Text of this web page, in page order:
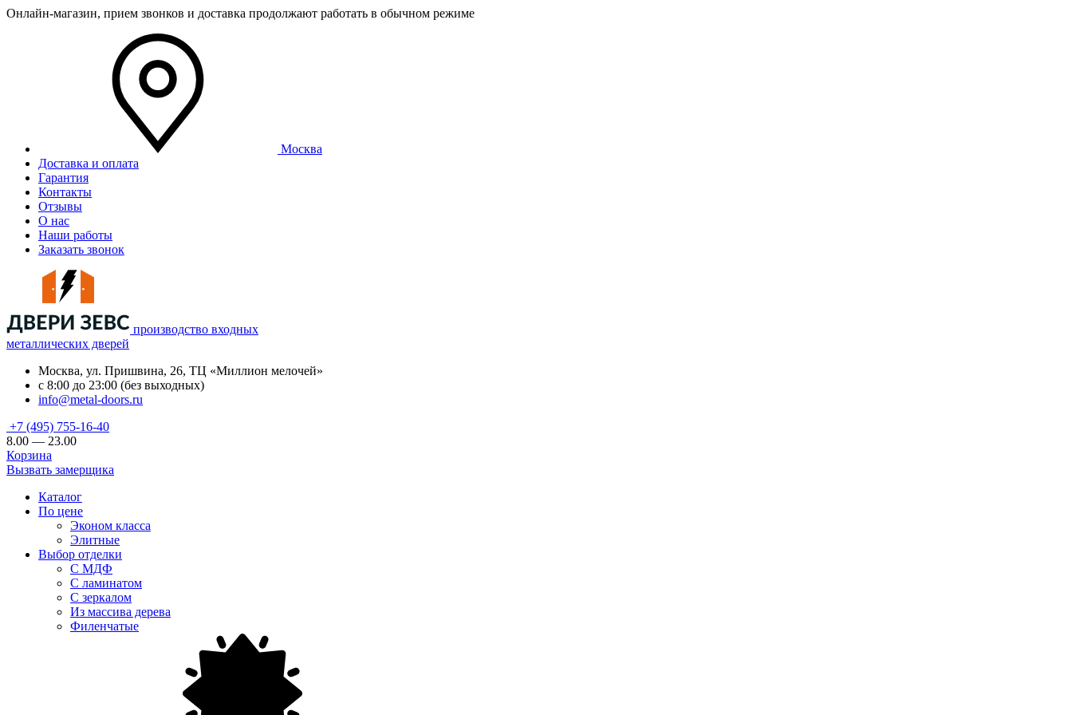
Онлайн-магазин, прием звонков и доставка продолжают работать в обычном режиме
Москва
Доставка и оплата
Гарантия
Контакты
Отзывы
О нас
Наши работы
Заказать звонок
производство входных
металлических дверей
Москва, ул. Пришвина, 26, ТЦ «Миллион мелочей»
с 8:00 до 23:00 (без выходных)
info@metal-doors.ru
+7 (495) 755-16-40
8.00 — 23.00
Корзина
Вызвать замерщика
Каталог
По цене
Эконом класса
Элитные
Выбор отделки
С МДФ
С ламинатом
С зеркалом
Из массива дерева
Филенчатые